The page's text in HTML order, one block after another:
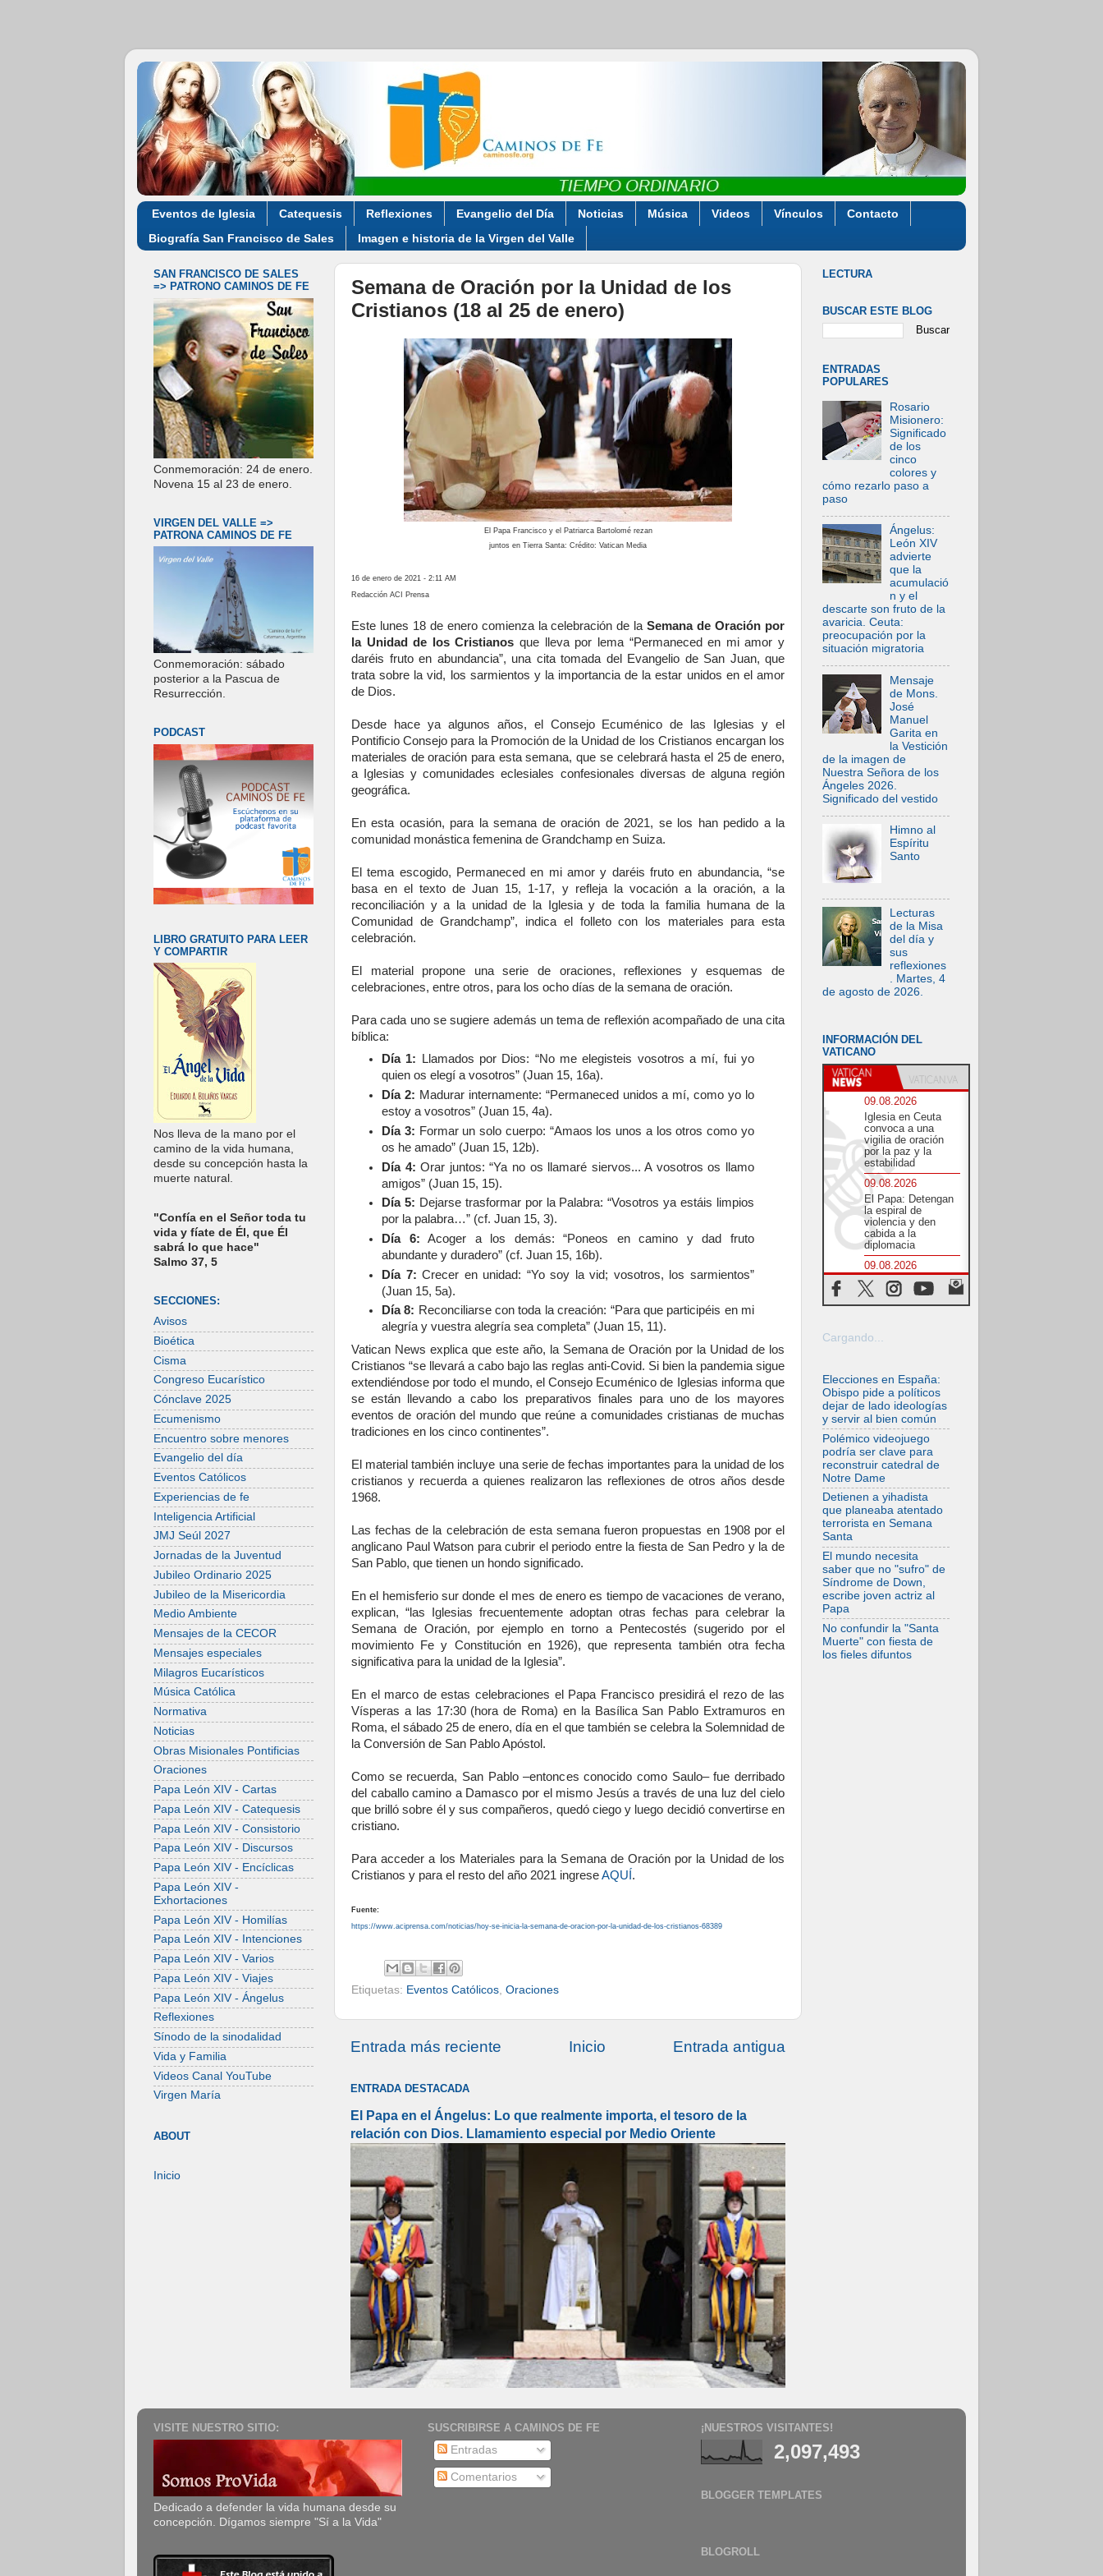
Eventos de Iglesia Catequesis Reflexiones Evangelio del Día Noticias Música Videos Vínculos
Contacto
Biografía San Francisco de Sales
Imagen e historia de la Virgen del Valle
Semana de Oración por la Unidad de los
Cristianos (18 al 25 de enero)
El Papa Francisco y el Patriarca Bartolomé rezan
juntos en Tierra Santa: Crédito: Vatican Media
16 de enero de 2021 - 2:11 AM
Redacción ACI Prensa
Este lunes 18 de enero comienza la celebración de laSemana de Oración por
la Unidad de los Cristianos que lleva por lema “Permaneced en mi amor y
daréis fruto en abundancia”, una cita tomada del Evangelio de San Juan, que
trata sobre la vid, los sarmientos y la importancia de la estar unidos en el amor
de Dios.
Desde hace ya algunos años, el Consejo Ecuménico de las Iglesias y el
Pontificio Consejo para la Promoción de la Unidad de los Cristianos encargan los
materiales de oración para esta semana, que se celebrará hasta el 25 de enero,
a Iglesias y comunidades eclesiales confesionales diversas de alguna región
geográfica.
En esta ocasión, para la semana de oración de 2021, se los han pedido a la
comunidad monástica femenina de Grandchamp en Suiza.
El tema escogido, Permaneced en mi amor y daréis fruto en abundancia, “se
basa en el texto de Juan 15, 1-17, y refleja la vocación a la oración, a la
reconciliación y a la unidad de la Iglesia y de toda la familia humana de la
Comunidad de Grandchamp”, indica el folleto con los materiales para esta
celebración.
El material propone una serie de oraciones, reflexiones y esquemas de
celebraciones, entre otros, para los ocho días de la semana de oración.
Para cada uno se sugiere además un tema de reflexión acompañado de una cita
bíblica:
Día 1: Llamados por Dios: “No me elegisteis vosotros a mí, fui yo
quien os elegí a vosotros” (Juan 15, 16a).
Día 2: Madurar internamente: “Permaneced unidos a mí, como yo lo
estoy a vosotros” (Juan 15, 4a).
Día 3: Formar un solo cuerpo: “Amaos los unos a los otros como yo
os he amado” (Juan 15, 12b).
Día 4: Orar juntos: “Ya no os llamaré siervos... A vosotros os llamo
amigos” (Juan 15, 15).
Día 5: Dejarse trasformar por la Palabra: “Vosotros ya estáis limpios
por la palabra…” (cf. Juan 15, 3).
Día 6: Acoger a los demás: “Poneos en camino y dad fruto
abundante y duradero” (cf. Juan 15, 16b).
Día 7: Crecer en unidad: “Yo soy la vid; vosotros, los sarmientos”
(Juan 15, 5a).
Día 8: Reconciliarse con toda la creación: “Para que participéis en mi
alegría y vuestra alegría sea completa” (Juan 15, 11).
Vatican News explica que este año, la Semana de Oración por la Unidad de los
Cristianos “se llevará a cabo bajo las reglas anti-Covid. Si bien la pandemia sigue
extendiéndose por todo el mundo, el Consejo Ecuménico de Iglesias informa que
se están llevando a cabo los preparativos finales para uno de los mayores
eventos de oración del mundo que reúne a comunidades cristianas de muchas
tradiciones en los cinco continentes”.
El material también incluye una serie de fechas importantes para la unidad de los
cristianos y recuerda a quienes realizaron las reflexiones de otros años desde
1968.
Las fechas de la celebración de esta semana fueron propuestas en 1908 por el
anglicano Paul Watson para cubrir el periodo entre la fiesta de San Pedro y la de
San Pablo, que tienen un hondo significado.
En el hemisferio sur donde el mes de enero es tiempo de vacaciones de verano,
explican, “las Iglesias frecuentemente adoptan otras fechas para celebrar la
Semana de Oración, por ejemplo en torno a Pentecostés (sugerido por el
movimiento Fe y Constitución en 1926), que representa también otra fecha
significativa para la unidad de la Iglesia”.
En el marco de estas celebraciones el Papa Francisco presidirá el rezo de las
Vísperas a las 17:30 (hora de Roma) en la Basílica San Pablo Extramuros en
Roma, el sábado 25 de enero, día en el que también se celebra la Solemnidad de
la Conversión de San Pablo Apóstol.
Como se recuerda, San Pablo –entonces conocido como Saulo– fue derribado
del caballo camino a Damasco por el mismo Jesús a través de una luz del cielo
que brilló sobre él y sus compañeros, quedó ciego y luego decidió convertirse en
cristiano.
Para acceder a los Materiales para la Semana de Oración por la Unidad de los
Cristianos y para el resto del año 2021 ingreseAQUÍ .
Fuente:
https://www.aciprensa.com/noticias/hoy-se-inicia-la-semana-de-oracion-por-la-unidad-de-los-cristianos-68389
Etiquetas: Eventos Católicos, Oraciones
Entrada más reciente Entrada antigua
Inicio
ENTRADA DESTACADA
El Papa en el Ángelus: Lo que realmente importa, el tesoro de la
relación con Dios. Llamamiento especial por Medio Oriente
SAN FRANCISCO DE SALES
=> PATRONO CAMINOS DE FE
Conmemoración: 24 de enero.
Novena 15 al 23 de enero.
VIRGEN DEL VALLE =>
PATRONA CAMINOS DE FE
Conmemoración: sábado
posterior a la Pascua de
Resurrección.
PODCAST
LIBRO GRATUITO PARA LEER
Y COMPARTIR
Nos lleva de la mano por el
camino de la vida humana,
desde su concepción hasta la
muerte natural.
"Confía en el Señor toda tu
vida y fíate de Él, que Él
sabrá lo que hace"
Salmo 37, 5
SECCIONES:
Avisos
Bioética
Cisma
Congreso Eucarístico
Cónclave 2025
Ecumenismo
Encuentro sobre menores
Evangelio del día
Eventos Católicos
Experiencias de fe
Inteligencia Artificial
JMJ Seúl 2027
Jornadas de la Juventud
Jubileo Ordinario 2025
Jubileo de la Misericordia
Medio Ambiente
Mensajes de la CECOR
Mensajes especiales
Milagros Eucarísticos
Música Católica
Normativa
Noticias
Obras Misionales Pontificias
Oraciones
Papa León XIV - Cartas
Papa León XIV - Catequesis
Papa León XIV - Consistorio
Papa León XIV - Discursos
Papa León XIV - Encíclicas
Papa León XIV -
Exhortaciones
Papa León XIV - Homilías
Papa León XIV - Intenciones
Papa León XIV - Varios
Papa León XIV - Viajes
Papa León XIV - Ángelus
Reflexiones
Sínodo de la sinodalidad
Vida y Familia
Videos Canal YouTube
Virgen María
ABOUT
Inicio
LECTURA
BUSCAR ESTE BLOG
ENTRADAS
POPULARES
Rosario
Misionero:
Significado
de los
cinco
colores y
cómo rezarlo paso a
paso
Ángelus:
León XIV
advierte
que la
acumulació
n y el
descarte son fruto de la
avaricia. Ceuta:
preocupación por la
situación migratoria
Mensaje
de Mons.
José
Manuel
Garita en
la Vestición
de la imagen de
Nuestra Señora de los
Ángeles 2026.
Significado del vestido
Himno al
Espíritu
Santo
Lecturas
de la Misa
del día y
sus
reflexiones
. Martes, 4
de agosto de 2026.
INFORMACIÓN DEL
VATICANO
09.08.2026
Iglesia en Ceuta
convoca a una
vigilia de oración
por la paz y la
estabilidad
09.08.2026
El Papa: Detengan
la espiral de
violencia y den
cabida a la
diplomacia
09.08.2026
León XIV: Confiar
en Dios, no
desesperarnos en la
08.08.2026
sobre el sermón de
San Pablo
08.08.2026
En Colombia, «la
paz no se compra
con una firma»
08.08.2026
En Venezuela
celebraron los 416
años del Santo
Cristo de La Grita
El Papa: en Santa
Ágata
contemplamos la
victoria del amor
sobre la muerte
08.08.2026
León XIV visitará el
Santuario de la
Madre del Buen
Cargando...
Elecciones en España:
Obispo pide a políticos
dejar de lado ideologías
y servir al bien común
Polémico videojuego
podría ser clave para
reconstruir catedral de
Notre Dame
Detienen a yihadista
que planeaba atentado
terrorista en Semana
Santa
El mundo necesita
saber que no "sufro" de
Síndrome de Down,
escribe joven actriz al
Papa
No confundir la "Santa
Muerte" con fiesta de
los fieles difuntos
VISITE NUESTRO SITIO:
Dedicado a defender la vida humana desde su
concepción. Dígamos siempre "Sí a la Vida"
SUSCRIBIRSE A CAMINOS DE FE
Entradas
Comentarios
¡NUESTROS VISITANTES!
2,097,493
BLOGGER TEMPLATES
BLOGROLL